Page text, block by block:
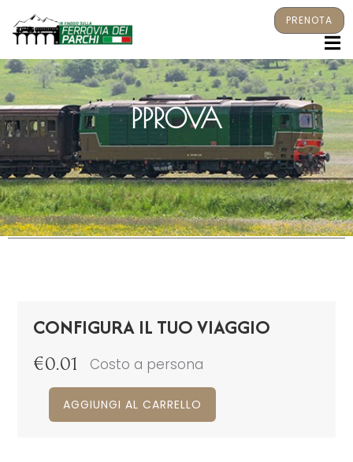
PRENOTA
PPROVA
CONFIGURA IL TUO VIAGGIO
€0.01 Costo a persona
AGGIUNGI AL CARRELLO